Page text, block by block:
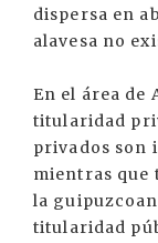
dispersa en
alavesa no
En el área de
titularidad
privados son
mientras que
la
titularidad